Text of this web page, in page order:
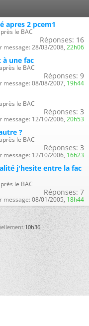
apres 2 pcem1
le BAC
Réponses: 16
message: 28/03/2008, 22h06
une fac
le BAC
Réponses: 9
message: 08/08/2007, 19h44
le BAC
Réponses: 3
message: 12/10/2006, 20h53
?
le BAC
Réponses: 3
message: 12/10/2006, 16h23
j'hesite entre la fac
le BAC
Réponses: 7
message: 08/01/2005, 18h44
10h36.